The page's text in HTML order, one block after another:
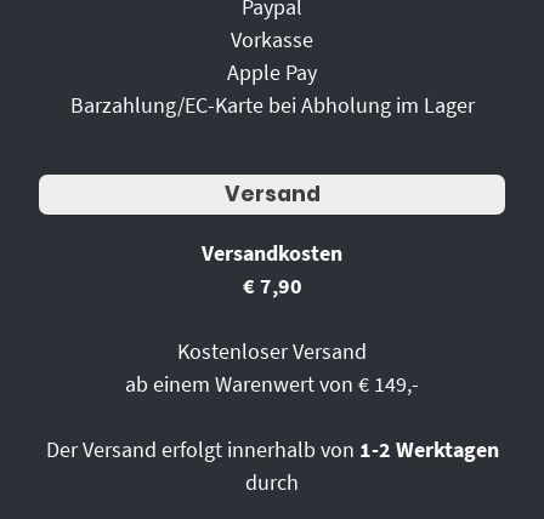
Paypal
Vorkasse
Apple Pay
Barzahlung/EC-Karte bei Abholung im Lager
Versand
Versandkosten
€ 7,90
Kostenloser Versand
ab einem Warenwert von € 149,-
Der Versand erfolgt innerhalb von 1-2 Werktagen
durch